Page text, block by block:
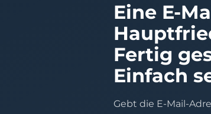
Eine E-
Fertig
Einfach
Gebt die E-Mail-